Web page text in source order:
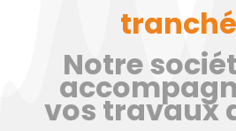
Notre
vos travaux